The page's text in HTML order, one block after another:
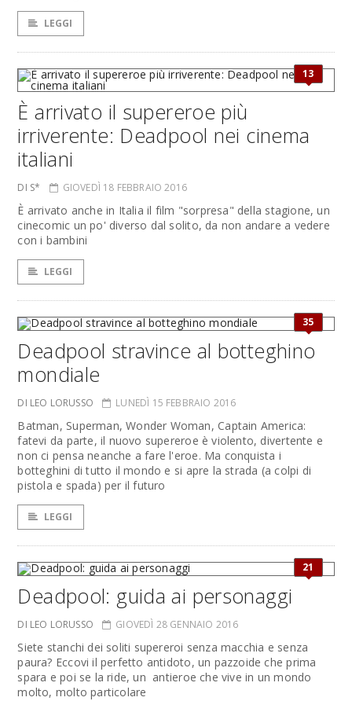
LEGGI
13
È arrivato il supereroe più
irriverente: Deadpool nei cinema
italiani
DI S* GIOVEDÌ 18 FEBBRAIO 2016
È arrivato anche in Italia il film "sorpresa" della stagione, un
cinecomic un po' diverso dal solito, da non andare a vedere
con i bambini
LEGGI
35
Deadpool stravince al botteghino
mondiale
DI LEO LORUSSO LUNEDÌ 15 FEBBRAIO 2016
Batman, Superman, Wonder Woman, Captain America:
fatevi da parte, il nuovo supereroe è violento, divertente e
non ci pensa neanche a fare l'eroe. Ma conquista i
botteghini di tutto il mondo e si apre la strada (a colpi di
pistola e spada) per il futuro
LEGGI
21
Deadpool: guida ai personaggi
DI LEO LORUSSO GIOVEDÌ 28 GENNAIO 2016
Siete stanchi dei soliti supereroi senza macchia e senza
paura? Eccovi il perfetto antidoto, un pazzoide che prima
spara e poi se la ride, un antieroe che vive in un mondo
molto, molto particolare